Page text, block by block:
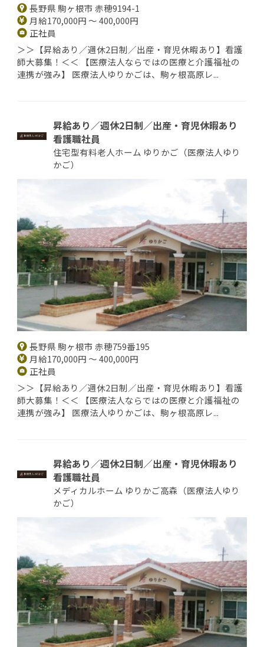
長野県 駒ヶ根市 赤穂9194-1
月給170,000円 ～ 400,000円
正社員
＞＞【昇給あり／週休2日制／出産・育児休暇あり】看護
師大募集！＜＜ 【医療法人ならではの医療と介護福祉の
連携が強み】 医療法人ゆりかごは、駒ヶ根高原レ...
昇給あり／週休2日制／出産・育児休暇あり
看護職社員
住宅型有料老人ホーム ゆりかご（医療法人ゆり
かご）
長野県 駒ヶ根市 赤穂759番195
月給170,000円 ～ 400,000円
正社員
＞＞【昇給あり／週休2日制／出産・育児休暇あり】看護
師大募集！＜＜ 【医療法人ならではの医療と介護福祉の
連携が強み】 医療法人ゆりかごは、駒ヶ根高原レ...
昇給あり／週休2日制／出産・育児休暇あり
看護職社員
メディカルホーム ゆりかご高森（医療法人ゆり
かご）